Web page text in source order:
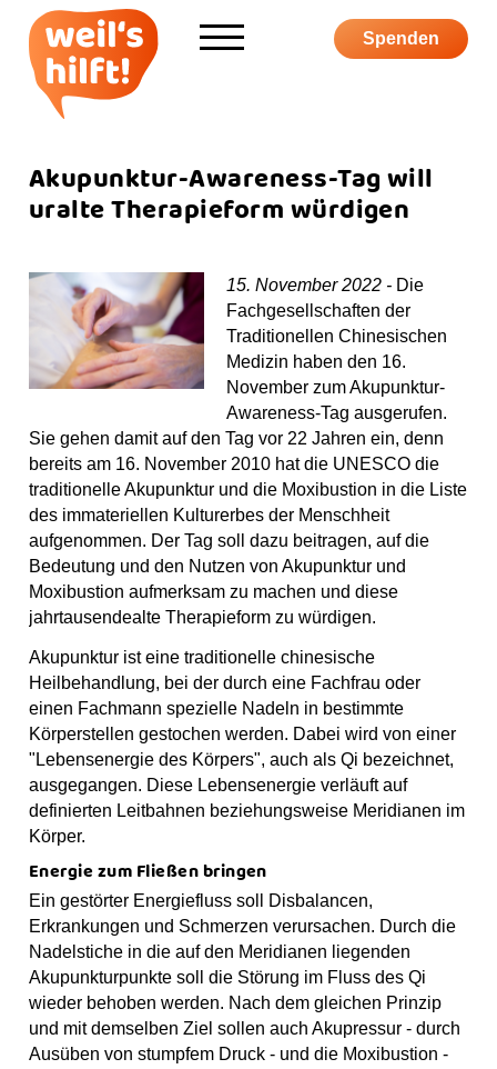
Spenden
Informieren
Kampagne
S
u
h
e
F
a
e
b
o
o
k
t
a
g
r
a
Y
o
u
T
u
b
e
P
o
d
c
a
s
t
S
h
o
p
Akupunktur-Awareness-Tag will
uralte Therapieform würdigen
15. November 2022 -Die
Fachgesellschaften der
Traditionellen Chinesischen
Medizin haben den 16.
November zum Akupunktur-
Awareness-Tag ausgerufen.
Sie gehen damit auf den Tag vor 22 Jahren ein, denn
bereits am 16. November 2010 hat die UNESCO die
traditionelle Akupunktur und die Moxibustion in die Liste
des immateriellen Kulturerbes der Menschheit
aufgenommen. Der Tag soll dazu beitragen, auf die
Bedeutung und den Nutzen von Akupunktur und
Moxibustion aufmerksam zu machen und diese
jahrtausendealte Therapieform zu würdigen.
Akupunktur ist eine traditionelle chinesische
Heilbehandlung, bei der durch eine Fachfrau oder
einen Fachmann spezielle Nadeln in bestimmte
Körperstellen gestochen werden. Dabei wird von einer
"Lebensenergie des Körpers", auch als Qi bezeichnet,
ausgegangen. Diese Lebensenergie verläuft auf
definierten Leitbahnen beziehungsweise Meridianen im
Körper.
Energie zum Fließen bringen
Ein gestörter Energiefluss soll Disbalancen,
Erkrankungen und Schmerzen verursachen. Durch die
Nadelstiche in die auf den Meridianen liegenden
Akupunkturpunkte soll die Störung im Fluss des Qi
wieder behoben werden. Nach dem gleichen Prinzip
und mit demselben Ziel sollen auch Akupressur - durch
Ausüben von stumpfem Druck - und die Moxibustion -